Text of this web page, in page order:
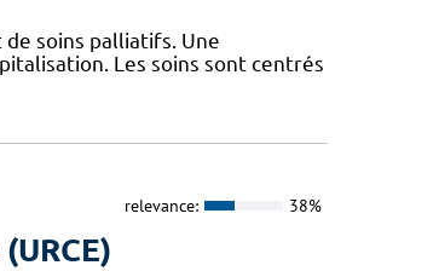
soins palliatifs. Une
Les soins sont centrés
relevance: 38%